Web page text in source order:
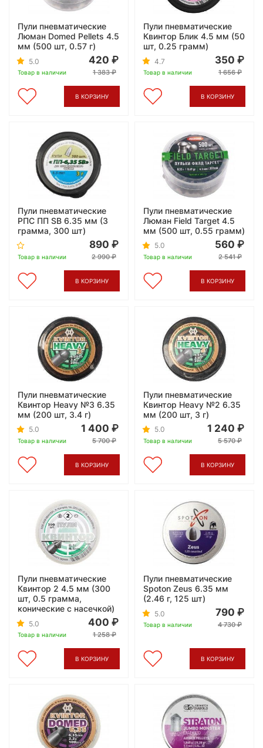
Пули пневматические
Люман Domed Pellets 4.5
мм (500 шт, 0.57 г)
5.0
Товар в наличии
420
1 383
В КОРЗИНУ
Пули пневматические
Квинтор Блик 4.5 мм (50
шт, 0.25 грамм)
4.7
Товар в наличии
350
1 656
В КОРЗИНУ
Пули пневматические
РПС ПП SB 6.35 мм (3
грамма, 300 шт)
Товар в наличии
890
2 990
В КОРЗИНУ
Пули пневматические
Люман Field Target 4.5
мм (500 шт, 0.55 грамм)
5.0
Товар в наличии
560
2 541
В КОРЗИНУ
Пули пневматические
Квинтор Heavy №3 6.35
мм (200 шт, 3.4 г)
5.0
Товар в наличии
1 400
5 700
В КОРЗИНУ
Пули пневматические
Квинтор Heavy №2 6.35
мм (200 шт, 3 г)
5.0
Товар в наличии
1 240
5 570
В КОРЗИНУ
Пули пневматические
Квинтор 2 4.5 мм (300
шт, 0.5 грамма,
конические с насечкой)
5.0
Товар в наличии
400
1 258
В КОРЗИНУ
Пули пневматические
Spoton Zeus 6.35 мм
(2.46 г, 125 шт)
5.0
Товар в наличии
790
4 730
В КОРЗИНУ